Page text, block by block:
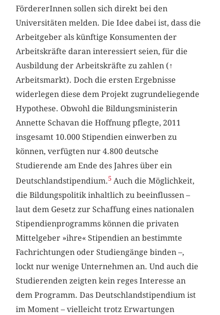
FördererInnen sollen sich direkt bei den
Universitäten melden. Die Idee dabei ist, dass die
Arbeitgeber als künftige Konsumenten der
Arbeitskräfte daran interessiert seien, für die
Ausbildung der Arbeitskräfte zu zahlen (↑
Arbeitsmarkt). Doch die ersten Ergebnisse
widerlegen diese dem Projekt zugrundeliegende
Hypothese. Obwohl die Bildungsministerin
Annette Schavan die Hoffnung pflegte, 2011
insgesamt 10.000 Stipendien einwerben zu
können, verfügten nur 4.800 deutsche
Studierende am Ende des Jahres über ein
Deutschlandstipendium.5 Auch die Möglichkeit,
die Bildungspolitik inhaltlich zu beeinflussen –
laut dem Gesetz zur Schaffung eines nationalen
Stipendienprogramms können die privaten
Mittelgeber »ihre« Stipendien an bestimmte
Fachrichtungen oder Studiengänge binden –,
lockt nur wenige Unternehmen an. Und auch die
Studierenden zeigten kein reges Interesse an
dem Programm. Das Deutschlandstipendium ist
im Moment – vielleicht trotz Erwartungen